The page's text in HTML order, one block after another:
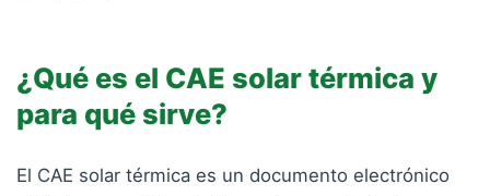
¿Qué es el CAE solar térmica y
para qué sirve?
El CAE solar térmica es un documento electrónico